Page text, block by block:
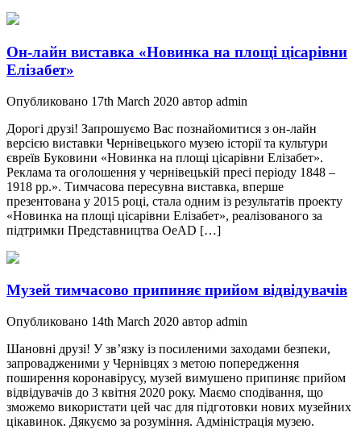
Он-лайн виставка «Новинка на площі цісарівни
Елізабет»
Опубликовано 17th March 2020 автор admin
Дорогі друзі! Запрошуємо Вас познайомитися з он-лайн
версією виставки Чернівецького музею історії та культури
євреїв Буковини «Новинка на площі цісарівни Елізабет».
Реклама та оголошення у чернівецькій пресі періоду 1848 –
1918 рр.». Тимчасова пересувна виставка, вперше
презентована у 2015 році, стала одним із результатів проекту
«Новинка на площі цісарівни Елізабет», реалізованого за
підтримки Представництва OeAD […]
Музей тимчасово припиняє прийом відвідувачів
Опубликовано 14th March 2020 автор admin
Шановні друзі! У зв’язку із посиленими заходами безпеки,
запровадженими у Чернівцях з метою попередження
поширення коронавірусу, музей вимушено припиняє прийом
відвідувачів до 3 квітня 2020 року. Маємо сподівання, що
зможемо використати цей час для підготовки нових музейних
цікавинок. Дякуємо за розуміння. Адміністрація музею.